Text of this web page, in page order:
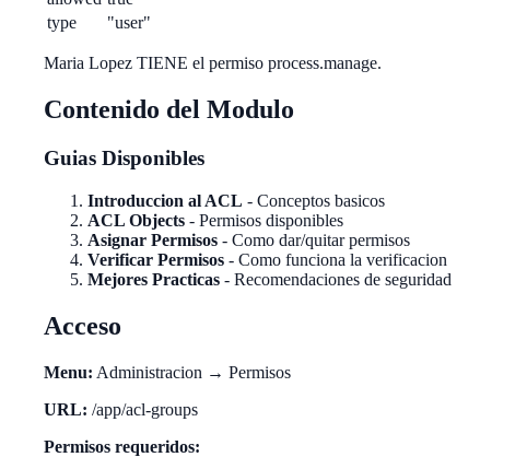
type
"user"
Maria Lopez TIENE el permiso process.manage.
Contenido del Modulo
Guias Disponibles
Introduccion al ACL - Conceptos basicos
ACL Objects - Permisos disponibles
Asignar Permisos - Como dar/quitar permisos
Verificar Permisos - Como funciona la verificacion
Mejores Practicas - Recomendaciones de seguridad
Acceso
Menu: Administracion → Permisos
URL: /app/acl-groups
Permisos requeridos: